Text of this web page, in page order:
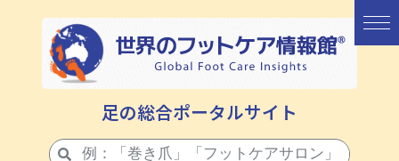
足の総合ポータルサイト